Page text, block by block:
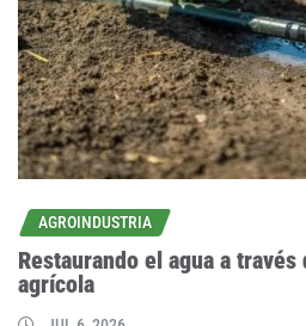
AGROINDUSTRIA
Restaurando el agua a
agrícola